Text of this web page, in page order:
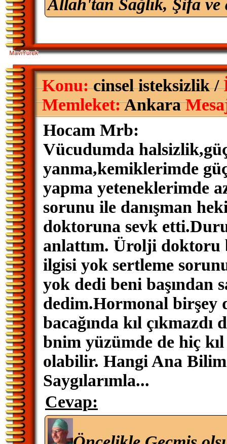
Allah'tan Sağlık, Şifa
Konu:cinsel isteksizlik /
Memleket:Ankara
Hocam Mrb:
Vücudumda
yanma,kemiklerimde
yapma yeteneklerimde
sorunu ile danışman
doktoruna sevk
anlattım. Ürolji doktoru
ilgisi yok sertleme
yok dedi beni başından
dedim.Hormonal birşey
bacağında kıl çıkmazdı
bnim yüzümde de hiç
olabilir. Hangi Ana Bilim
Saygılarımla...
Cevap: